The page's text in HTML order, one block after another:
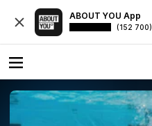
ABOUT YOU App
(152 700)